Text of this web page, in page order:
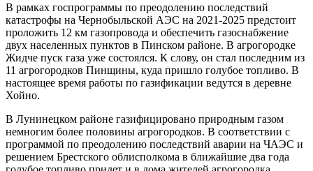
В рамках госпрограммы по преодолению последствий
катастрофы на Чернобыльской АЭС на 2021-2025 предстоит
проложить 12 км газопровода и обеспечить газоснабжение
двух населенных пунктов в Пинском районе. В агрогородке
Жидче пуск газа уже состоялся. К слову, он стал последним из
11 агрогородков Пинщины, куда пришло голубое топливо. В
настоящее время работы по газификации ведутся в деревне
Хойно.
В Лунинецком районе газифицировано природным газом
немногим более половины агрогородков. В соответствии с
программой по преодолению последствий аварии на ЧАЭС и
решением Брестского облисполкома в ближайшие два года